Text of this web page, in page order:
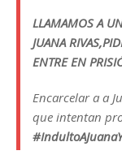
LLAMAMOS A
JUANA
ENTRE EN
Encarcelar a a
que intentan